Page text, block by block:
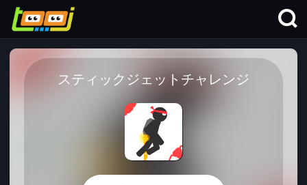
スティックジェットチャレンジ